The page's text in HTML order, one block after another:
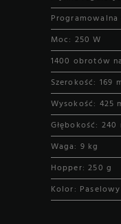
Programowalna
Moc: 250 W
1400 obrotów
Szerokość: 169
Wysokość: 425
Głębokość: 240
Waga: 9 kg
Hopper: 250 g
Kolor: